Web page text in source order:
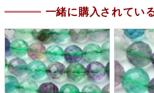
一緒に購入されてい